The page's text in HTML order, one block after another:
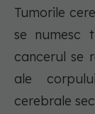
Tumorile
se numesc
cancerul se
ale
cerebrale